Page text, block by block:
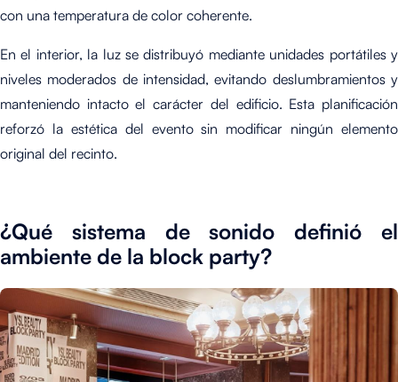
con una temperatura de color coherente.
En el interior, la luz se distribuyó mediante unidades portátiles y
niveles moderados de intensidad, evitando deslumbramientos y
manteniendo intacto el carácter del edificio. Esta planificación
reforzó la estética del evento sin modificar ningún elemento
original del recinto.
¿Qué sistema de sonido definió el
ambiente de la block party?